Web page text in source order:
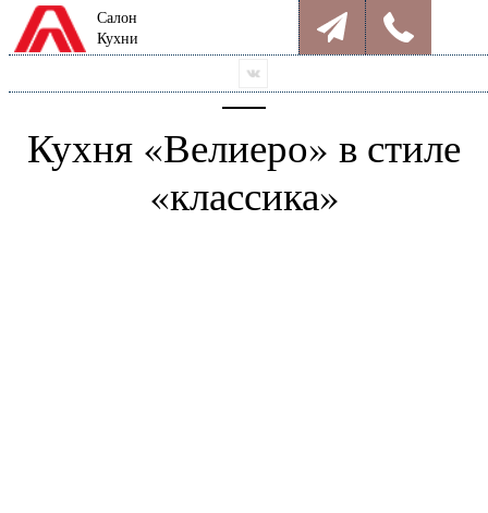
Салон
Кухни
Кухня «Велиеро» в стиле
«классика»